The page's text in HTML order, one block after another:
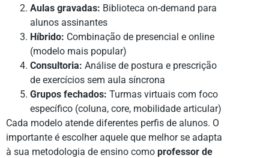
Aulas gravadas: Biblioteca on-demand para
alunos assinantes
Híbrido: Combinação de presencial e online
(modelo mais popular)
Consultoria: Análise de postura e prescrição
de exercícios sem aula síncrona
Grupos fechados: Turmas virtuais com foco
específico (coluna, core, mobilidade articular)
Cada modelo atende diferentes perfis de alunos. O
importante é escolher aquele que melhor se adapta
à sua metodologia de ensino como professor de